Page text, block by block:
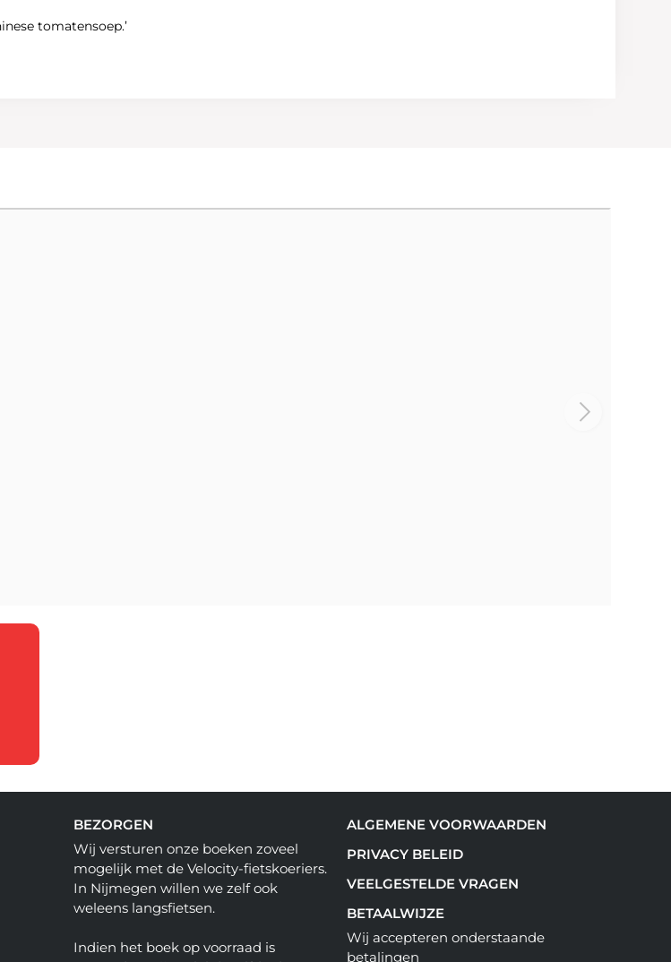
tomatensoep.’
BEZORGEN
Wij versturen onze boeken zoveel
mogelijk met de Velocity-fietskoeriers.
In Nijmegen willen we zelf ook
weleens langsfietsen.
Indien het boek op voorraad is
ALGEMENE VOORWAARDEN
PRIVACY BELEID
VEELGESTELDE VRAGEN
BETAALWIJZE
Wij accepteren onderstaande
betalingen